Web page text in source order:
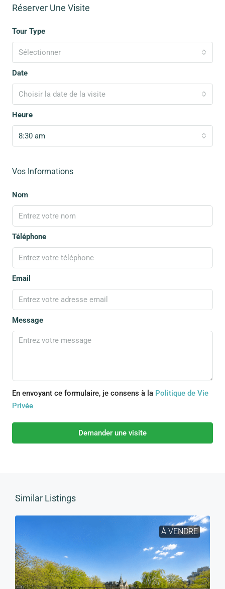
Réserver Une Visite
Tour Type
Sélectionner
Date
Choisir la date de la visite
Heure
8:30 am
Vos Informations
Nom
Téléphone
Email
Message
En envoyant ce formulaire, je consens à la Politique de Vie
Privée
Demander une visite
Similar Listings
À VENDRE